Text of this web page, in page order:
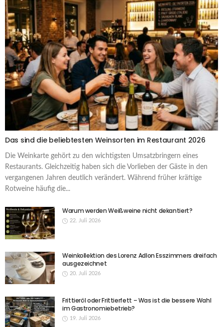
Das sind die beliebtesten Weinsorten im Restaurant 2026
Die Weinkarte gehört zu den wichtigsten Umsatzbringern eines
Restaurants. Gleichzeitig haben sich die Vorlieben der Gäste in den
vergangenen Jahren deutlich verändert. Während früher kräftige
Rotweine häufig die...
Warum werden Weißweine nicht dekantiert?
22. Juli 2026
Weinkollektion des Lorenz Adlon Esszimmers dreifach
ausgezeichnet
20. Juli 2026
Frittieröl oder Frittierfett – Was ist die bessere Wahl
im Gastronomiebetrieb?
19. Juli 2026